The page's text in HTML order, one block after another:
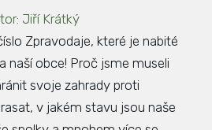
: Jiří Krátký
Zpravodaje, které je nabité
naší obce! Proč jsme museli
svoje zahrady proti
v jakém stavu jsou naše